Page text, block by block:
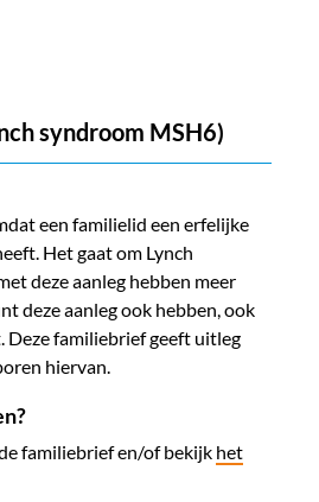
syndroom MSH6)
een familielid een erfelijke
Het gaat om Lynch
deze aanleg hebben meer
deze aanleg ook hebben, ook
Deze familiebrief geeft uitleg
hiervan.
familiebrief en/of bekijk het